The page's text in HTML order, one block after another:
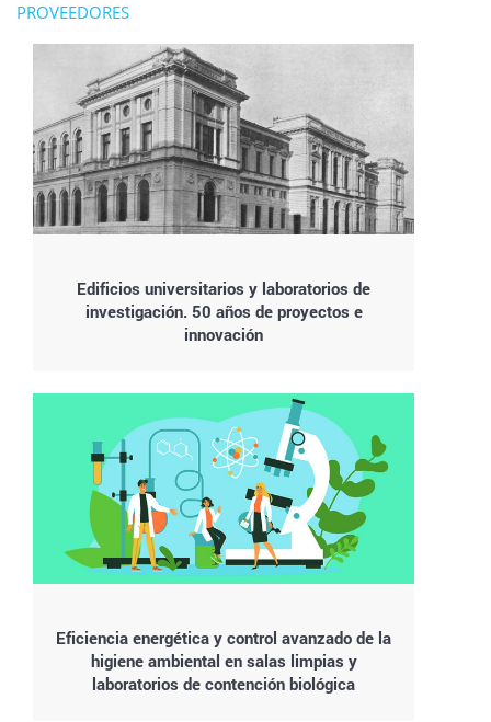
PROVEEDORES
Edificios universitarios y laboratorios de
investigación. 50 años de proyectos e
innovación
Eficiencia energética y control avanzado de la
higiene ambiental en salas limpias y
laboratorios de contención biológica